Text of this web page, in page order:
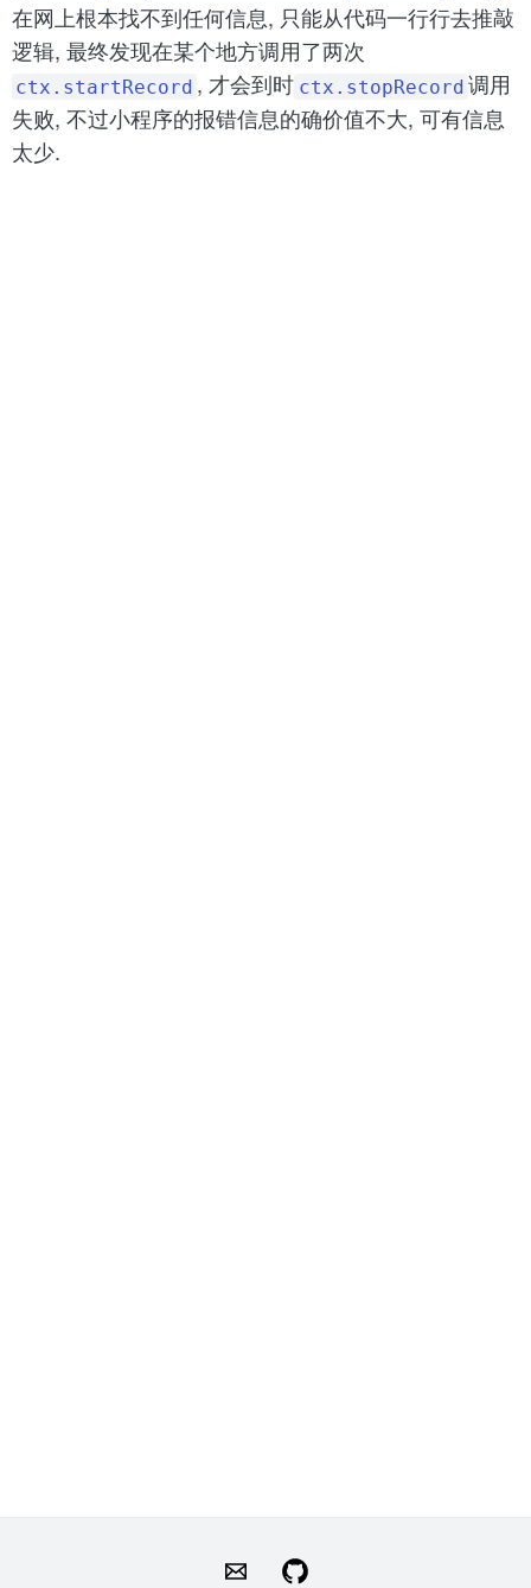
在网上根本找不到任何信息, 只能从代码一行行去推敲
逻辑, 最终发现在某个地方调用了两次
ctx.startRecord , 才会到时 ctx.stopRecord 调用
失败, 不过小程序的报错信息的确价值不大, 可有信息
太少.